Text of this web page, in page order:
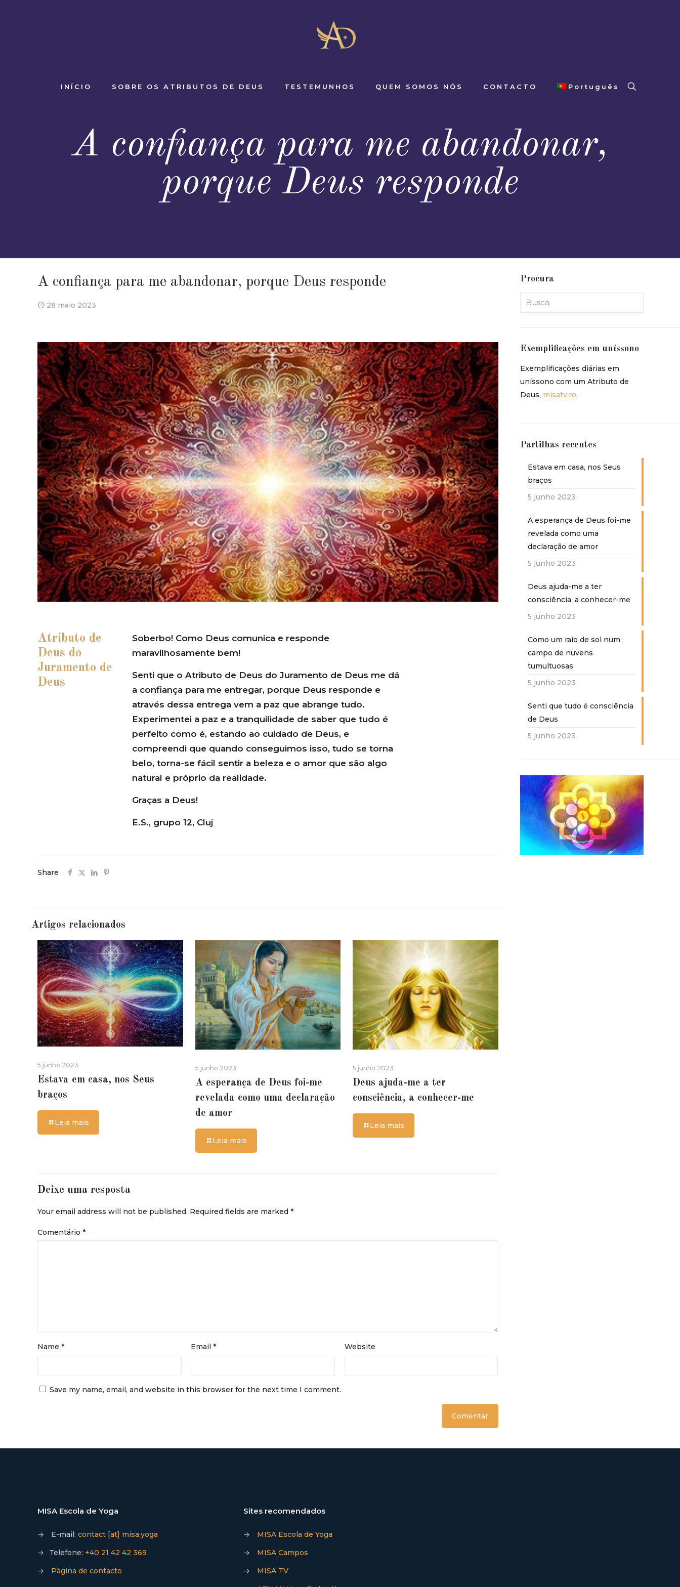
INÍCIO SOBRE OS ATRIBUTOS DE DEUS TESTEMUNHOS QUEM SOMOS NÓS CONTACTO Português
A confiança para me abandonar,
porque Deus responde
A confiança para me abandonar, porque Deus responde
28 maio 2023
Atributo de
Deus do
Juramento de
Deus
Soberbo! Como Deus comunica e responde
maravilhosamente bem!
Senti que o Atributo de Deus do Juramento de Deus me dá
a confiança para me entregar, porque Deus responde e
através dessa entrega vem a paz que abrange tudo.
Experimentei a paz e a tranquilidade de saber que tudo é
perfeito como é, estando ao cuidado de Deus, e
compreendi que quando conseguimos isso, tudo se torna
belo, torna-se fácil sentir a beleza e o amor que são algo
natural e próprio da realidade.
Graças a Deus!
E.S., grupo 12, Cluj
Share
Artigos relacionados
5 junho 2023
Estava em casa, nos Seus
braços
Leia mais
5 junho 2023
A esperança de Deus foi-me
revelada como uma declaração
de amor
Leia mais
5 junho 2023
Deus ajuda-me a ter
consciência, a conhecer-me
Leia mais
Deixe uma resposta
Your email address will not be published. Required fields are marked *
Comentário *
Name * Email* Website
Save my name, email, and website in this browser for the next time I comment.
Procura
Exemplificações em uníssono
Exemplificações diárias em
uníssono com um Atributo de
Deus, misatv.ro.
Partilhas recentes
Estava em casa, nos Seus
braços
5 junho 2023
A esperança de Deus foi-me
revelada como uma
declaração de amor
5 junho 2023
Deus ajuda-me a ter
consciência, a conhecer-me
5 junho 2023
Como um raio de sol num
campo de nuvens
tumultuosas
5 junho 2023
Senti que tudo é consciência
de Deus
5 junho 2023
MISA Escola de Yoga
→ E-mail: contact [at] misa.yoga
→
Telefone: +40 21 42 42 369
→
Página de contacto
Sites recomendados
→
MISA Escola de Yoga
→
MISA Campos
→
MISA TV